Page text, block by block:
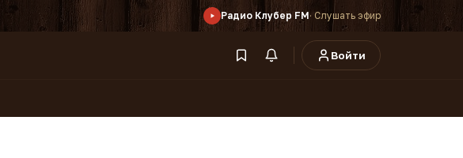
Радио Клубер FM· Слушать эфир
Войти